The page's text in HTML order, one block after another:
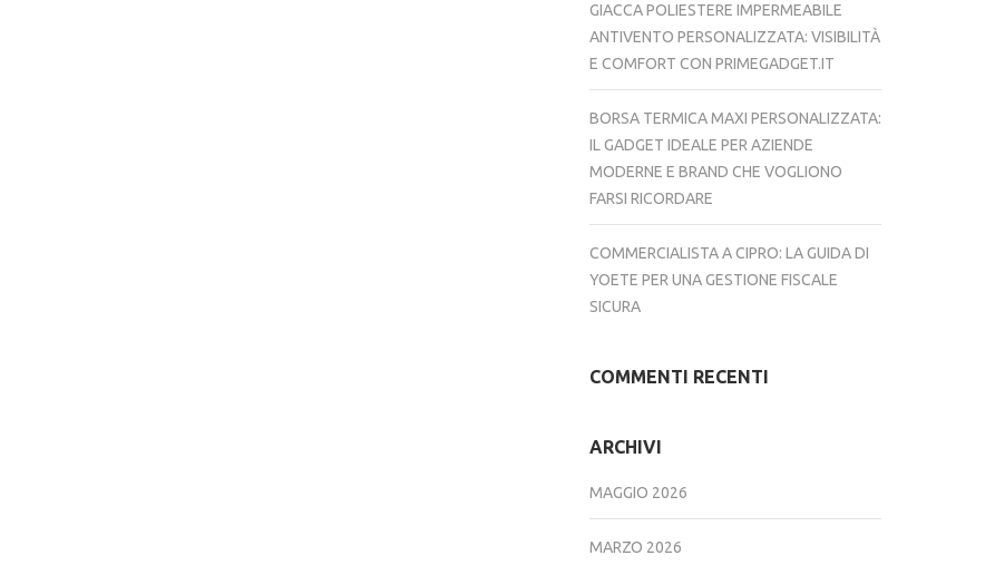
GIACCA POLIESTERE IMPERMEABILE
ANTIVENTO PERSONALIZZATA: VISIBILITÀ
E COMFORT CON PRIMEGADGET.IT
BORSA TERMICA MAXI PERSONALIZZATA:
IL GADGET IDEALE PER AZIENDE
MODERNE E BRAND CHE VOGLIONO
FARSI RICORDARE
COMMERCIALISTA A CIPRO: LA GUIDA DI
YOETE PER UNA GESTIONE FISCALE
SICURA
COMMENTI RECENTI
ARCHIVI
MAGGIO 2026
MARZO 2026